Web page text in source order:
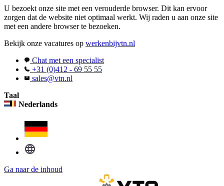
U bezoekt onze site met een verouderde browser. Dit kan ervoor
zorgen dat de website niet optimaal werkt. Wij raden u aan onze site
met een andere browser te bezoeken.
Bekijk onze vacatures op werkenbijvtn.nl
Chat met een specialist
+31 (0)412 - 69 55 55
sales@vtn.nl
Taal
Nederlands
Ga naar de inhoud